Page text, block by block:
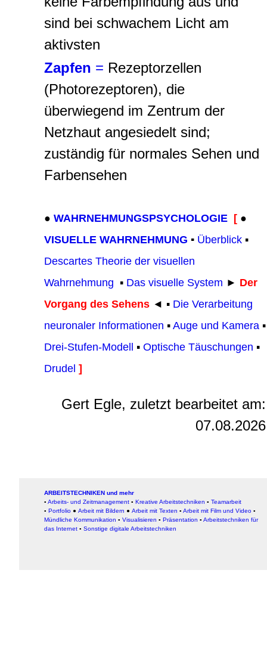
sind bei schwachem Licht am
aktivsten
Zapfen = Rezeptorzellen
(Photorezeptoren), die
überwiegend im Zentrum der
Netzhaut angesiedelt sind;
zuständig für normales Sehen und
Farbensehen
● WAHRNEHMUNGSPSYCHOLOGIE [ ●
VISUELLE WAHRNEHMUNG ▪ Überblick ▪
Descartes Theorie der visuellen
Wahrnehmung ▪ Das visuelle System ► Der
Vorgang des Sehens ◄ ▪ Die Verarbeitung
neuronaler Informationen ▪ Auge und Kamera ▪
Drei-Stufen-Modell
▪ Optische Täuschungen ▪
Drudel ]
Gert Egle, zuletzt bearbeitet am:
07.08.2026
ARBEITSTECHNIKEN und mehr
▪ Arbeits- und Zeitmanagement ▪ Kreative Arbeitstechniken ▪ Teamarbeit
▪ Portfolio ● Arbeit mit Bildern ● Arbeit mit Texten ▪ Arbeit mit Film und Video ▪
Mündliche Kommunikation ▪ Visualisieren ▪ Präsentation ▪ Arbeitstechniken für
das Internet ▪ Sonstige digitale Arbeitstechniken